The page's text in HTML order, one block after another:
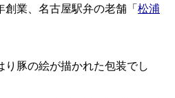
創業、名古屋駅弁の老舗「松浦
豚の絵が描かれた包装でし